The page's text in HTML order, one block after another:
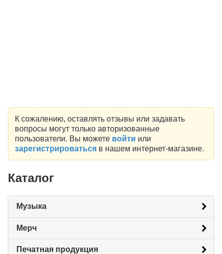
К сожалению, оставлять отзывы или задавать
вопросы могут только авторизованные
пользователи. Вы можете войти или
зарегистрироватьсяв нашем интернет-магазине.
Каталог
Музыка
Мерч
Печатная продукция